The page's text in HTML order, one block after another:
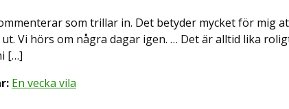
som trillar in. Det betyder mycket för mig
ut. Vi hörs om några dagar igen. … Det är alltid lika
[…]
En vecka vila